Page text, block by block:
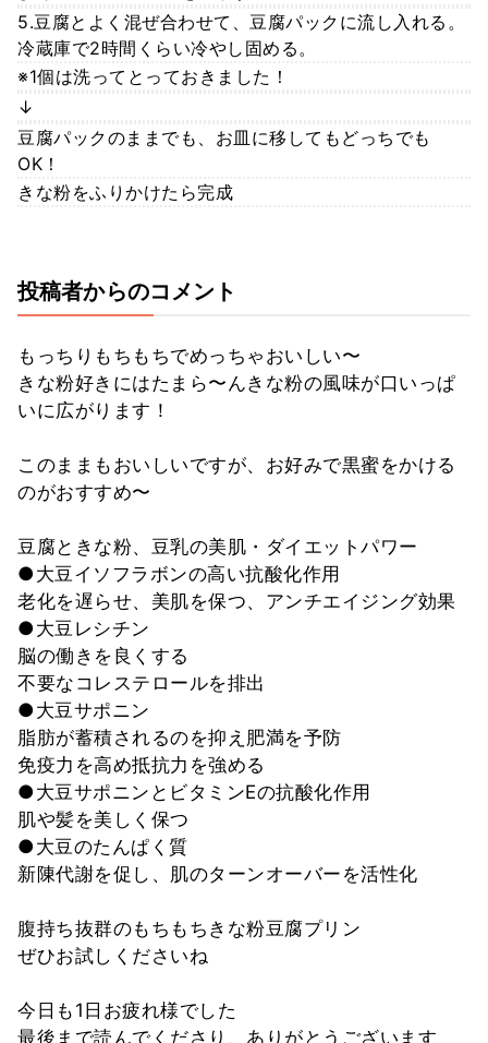
5.豆腐とよく混ぜ合わせて、豆腐パックに流し入れる。
冷蔵庫で2時間くらい冷やし固める。
※1個は洗ってとっておきました！
↓
豆腐パックのままでも、お皿に移してもどっちでも
OK！
きな粉をふりかけたら完成
投稿者からのコメント
もっちりもちもちでめっちゃおいしい〜
きな粉好きにはたまら〜んきな粉の風味が口いっぱ
いに広がります！
このままもおいしいですが、お好みで黒蜜をかける
のがおすすめ〜
豆腐ときな粉、豆乳の美肌・ダイエットパワー
●大豆イソフラボンの高い抗酸化作用
老化を遅らせ、美肌を保つ、アンチエイジング効果
●大豆レシチン
脳の働きを良くする
不要なコレステロールを排出
●大豆サポニン
脂肪が蓄積されるのを抑え肥満を予防
免疫力を高め抵抗力を強める
●大豆サポニンとビタミンEの抗酸化作用
肌や髪を美しく保つ
●大豆のたんぱく質
新陳代謝を促し、肌のターンオーバーを活性化
腹持ち抜群のもちもちきな粉豆腐プリン
ぜひお試しくださいね
今日も1日お疲れ様でした
最後まで読んでくださり、ありがとうございます